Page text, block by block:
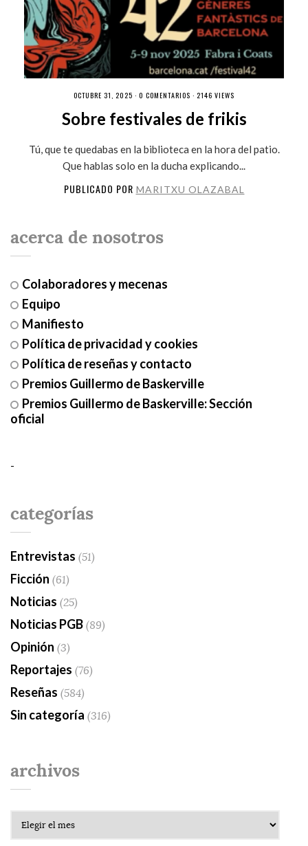
OCTUBRE 31, 2025 · 0 COMENTARIOS · 2146 VIEWS
Sobre festivales de frikis
Tú, que te quedabas en la biblioteca en la hora del patio.
Que hablas solo en la ducha explicando...
PUBLICADO POR MARITXU OLAZABAL
acerca de nosotros
Colaboradores y mecenas
Equipo
Manifiesto
Política de privacidad y cookies
Política de reseñas y contacto
Premios Guillermo de Baskerville
Premios Guillermo de Baskerville: Sección
oficial
-
categorías
Entrevistas (51)
Ficción (61)
Noticias (25)
Noticias PGB(89)
Opinión (3)
Reportajes (76)
Reseñas (584)
Sin categoría (316)
archivos